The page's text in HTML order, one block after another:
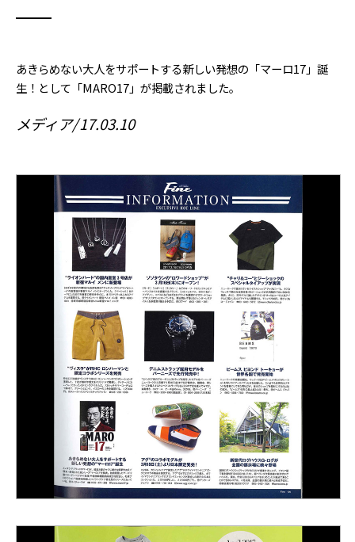
あきらめない大人をサポートする新しい発想の「マーロ17」誕
生！として「MARO17」が掲載されました。
メディア 17.03.10